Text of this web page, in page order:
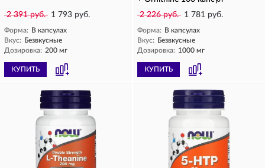
2 391 руб. 1 793 руб.
Форма: В капсулах
Вкус: Безвкусные
Дозировка: 200 мг
КУПИТЬ
2 226 руб. 1 781 руб.
Форма: В капсулах
Вкус: Безвкусные
Дозировка: 1000 мг
КУПИТЬ